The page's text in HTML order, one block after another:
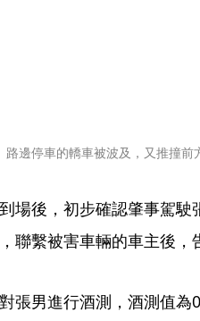
路邊停車的轎車被波及，又推撞
場後，初步確認肇事駕
聯繫被害車輛的車主後，
張男進行酒測，酒測值